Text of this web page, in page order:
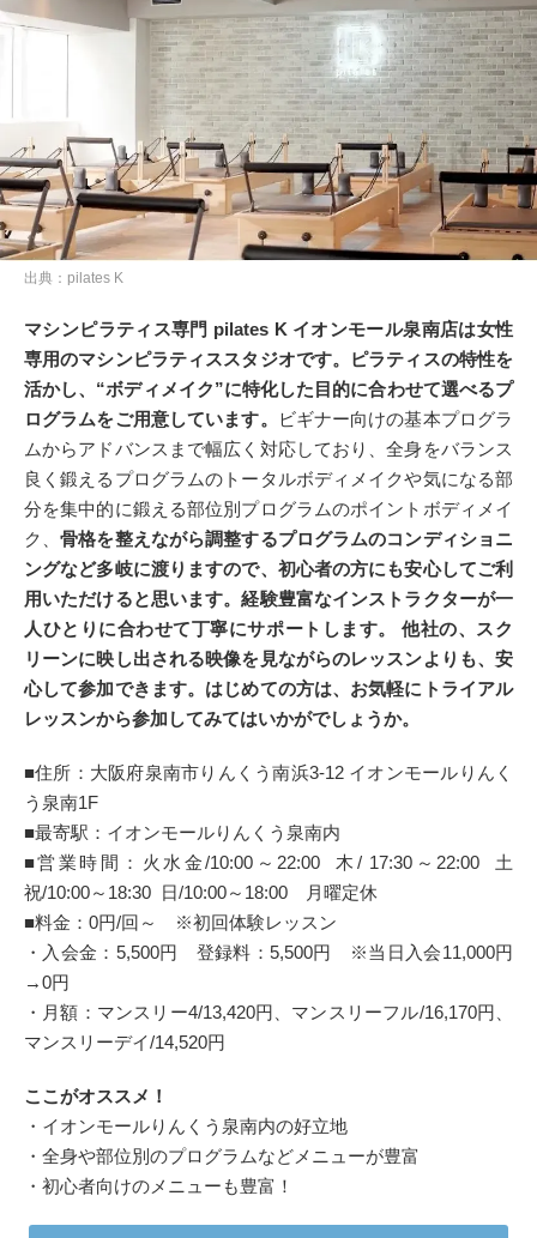
出典：pilates K
マシンピラティス専門 pilates K イオンモール泉南店は女性
専用のマシンピラティススタジオです。ピラティスの特性を
活かし、“ボディメイク”に特化した目的に合わせて選べるプ
ログラムをご用意しています。
ビギナー向けの基本プログラ
ムからアドバンスまで幅広く対応しており、全身をバランス
良く鍛えるプログラムのトータルボディメイクや気になる部
分を集中的に鍛える部位別プログラムのポイントボディメイ
ク、骨格を整えながら調整するプログラムのコンディショニ
ングなど多岐に渡りますので、初心者の方にも安心してご利
用いただけると思います。経験豊富なインストラクターが一
人ひとりに合わせて丁寧にサポートします。 他社の、スク
リーンに映し出される映像を見ながらのレッスンよりも、安
心して参加できます。はじめての方は、お気軽にトライアル
レッスンから参加してみてはいかがでしょうか。
■住所：大阪府泉南市りんくう南浜3-12 イオンモールりんく
う泉南1F
■最寄駅：イオンモールりんくう泉南内
■営業時間：火水金/10:00～22:00 木/ 17:30～22:00 土
祝/10:00～18:30 日/10:00～18:00 月曜定休
■料金：0円/回～ ※初回体験レッスン
・入会金：5,500円 登録料：5,500円 ※当日入会11,000円
→0円
・月額：マンスリー4/13,420円、マンスリーフル/16,170円、
マンスリーデイ/14,520円
ここがオススメ！
・イオンモールりんくう泉南内の好立地
・全身や部位別のプログラムなどメニューが豊富
・初心者向けのメニューも豊富！